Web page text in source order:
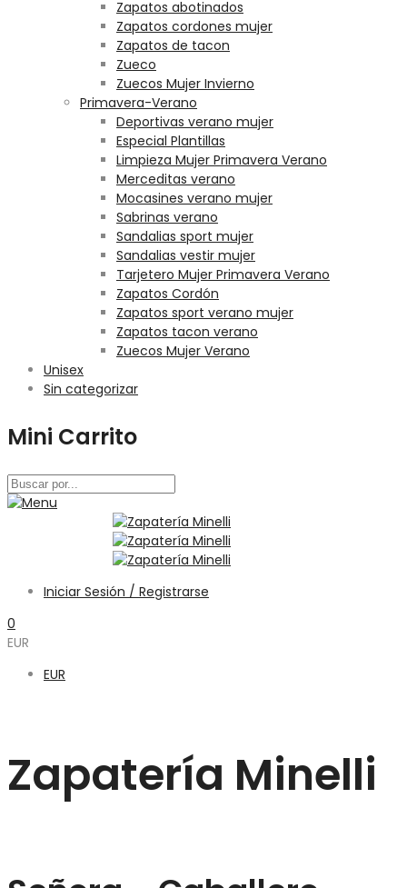
Zapatos abotinados
Zapatos cordones mujer
Zapatos de tacon
Zueco
Zuecos Mujer Invierno
Primavera-Verano
Deportivas verano mujer
Especial Plantillas
Limpieza Mujer Primavera Verano
Merceditas verano
Mocasines verano mujer
Sabrinas verano
Sandalias sport mujer
Sandalias vestir mujer
Tarjetero Mujer Primavera Verano
Zapatos Cordón
Zapatos sport verano mujer
Zapatos tacon verano
Zuecos Mujer Verano
Unisex
Sin categorizar
Mini Carrito
Iniciar Sesión / Registrarse
0
EUR
EUR
Zapatería Minelli